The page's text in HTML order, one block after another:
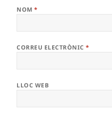
NOM*
CORREU ELECTRÒNIC*
LLOC WEB